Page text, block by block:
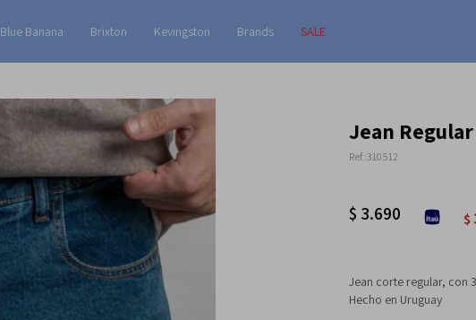
Blue Banana Brixton Kevingston Brands SALE
Jean
310512
$ 3.690 $
Jean corte regular, con
Hecho en Uruguay